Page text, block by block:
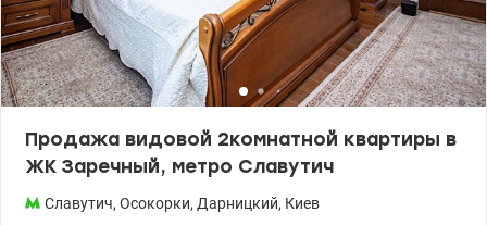
Продажа видовой 2комнатной квартиры в
ЖК Заречный, метро Славутич
Славутич, Осокорки, Дарницкий, Киев